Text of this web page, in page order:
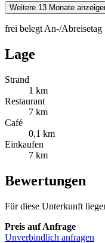
Weitere 13 Monate
frei belegt An-/Abreisetag
Lage
Strand
1 km
Restaurant
7 km
Café
0,1 km
Einkaufen
7 km
Bewertungen
Für diese Unterkunft
Preis auf Anfrage
Unverbindlich anfragen